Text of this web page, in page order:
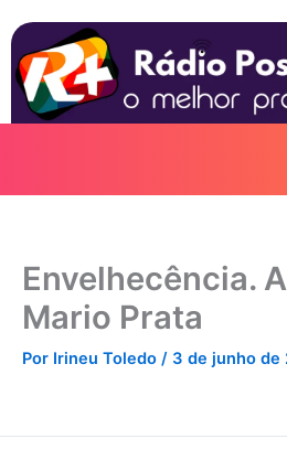
para
conteúdo
Envelhecência.
Mario Prata
Por Irineu Toledo / 3 de junho de